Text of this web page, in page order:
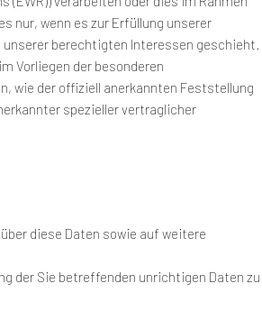
nur, wenn es zur Erfüllung unserer
unserer berechtigten Interessen geschieht.
Vorliegen der besonderen
wie der offiziell anerkannten Feststellung
spezieller vertraglicher
diese Daten sowie auf weitere
der Sie betreffenden unrichtigen Daten zu